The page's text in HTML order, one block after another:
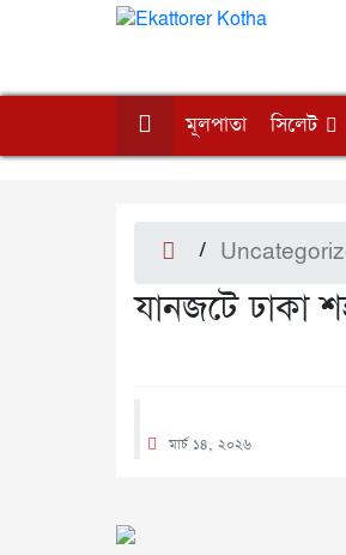
মূলপাতা সিলেট
/
যানজটে ঢাকা
মার্চ ১৪, ২০২৬